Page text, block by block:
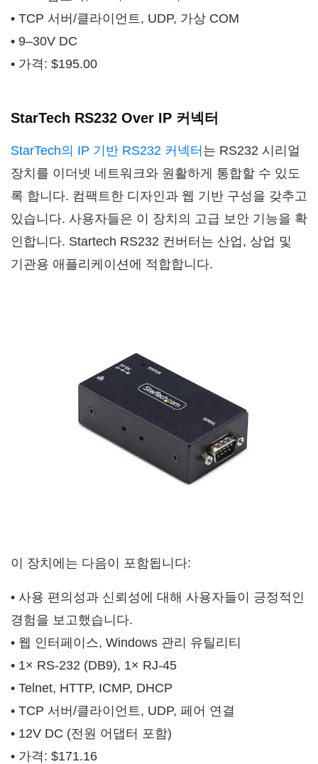
• TCP 서버/클라이언트, UDP, 가상 COM
• 9–30V DC
• 가격: $195.00
StarTech RS232 Over IP 커넥터
StarTech의 IP 기반 RS232 커넥터 는 RS232 시리얼
장치를 이더넷 네트워크와 원활하게 통합할 수 있도
록 합니다. 컴팩트한 디자인과 웹 기반 구성을 갖추고
있습니다. 사용자들은 이 장치의 고급 보안 기능을 확
인합니다. Startech RS232 컨버터는 산업, 상업 및
기관용 애플리케이션에 적합합니다.
이 장치에는 다음이 포함됩니다:
• 사용 편의성과 신뢰성에 대해 사용자들이 긍정적인
경험을 보고했습니다.
• 웹 인터페이스, Windows 관리 유틸리티
• 1× RS-232 (DB9), 1× RJ-45
• Telnet, HTTP, ICMP, DHCP
• TCP 서버/클라이언트, UDP, 페어 연결
• 12V DC (전원 어댑터 포함)
• 가격: $171.16